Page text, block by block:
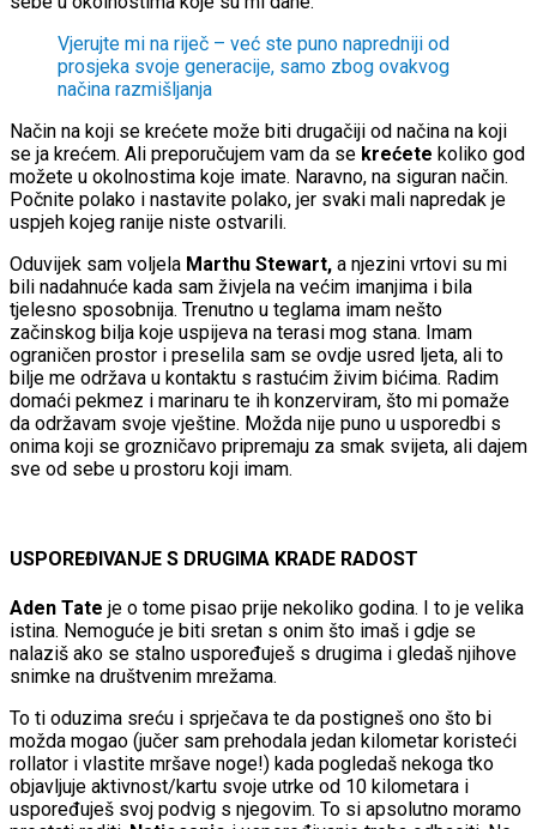
Vjerujte mi na riječ – već ste puno napredniji od
prosjeka svoje generacije, samo zbog ovakvog
načina razmišljanja
Način na koji se krećete može biti drugačiji od načina na koji
se ja krećem. Ali preporučujem vam da se krećete koliko god
možete u okolnostima koje imate. Naravno, na siguran način.
Počnite polako i nastavite polako, jer svaki mali napredak je
uspjeh kojeg ranije niste ostvarili.
Oduvijek sam voljela Marthu Stewart, a njezini vrtovi su mi
bili nadahnuće kada sam živjela na većim imanjima i bila
tjelesno sposobnija. Trenutno u teglama imam nešto
začinskog bilja koje uspijeva na terasi mog stana. Imam
ograničen prostor i preselila sam se ovdje usred ljeta, ali to
bilje me održava u kontaktu s rastućim živim bićima. Radim
domaći pekmez i marinaru te ih konzerviram, što mi pomaže
da održavam svoje vještine. Možda nije puno u usporedbi s
onima koji se grozničavo pripremaju za smak svijeta, ali dajem
sve od sebe u prostoru koji imam.
USPOREĐIVANJE S DRUGIMA KRADE RADOST
Aden Tate je o tome pisao prije nekoliko godina. I to je velika
istina. Nemoguće je biti sretan s onim što imaš i gdje se
nalaziš ako se stalno uspoređuješ s drugima i gledaš njihove
snimke na društvenim mrežama.
To ti oduzima sreću i sprječava te da postigneš ono što bi
možda mogao (jučer sam prehodala jedan kilometar koristeći
rollator i vlastite mršave noge!) kada pogledaš nekoga tko
objavljuje aktivnost/kartu svoje utrke od 10 kilometara i
uspoređuješ svoj podvig s njegovim. To si apsolutno moramo